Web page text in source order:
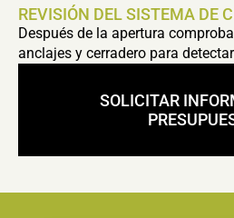
REVISIÓN DEL SISTEMA DE
Después de la apertura
anclajes y cerradero para
SOLICITAR